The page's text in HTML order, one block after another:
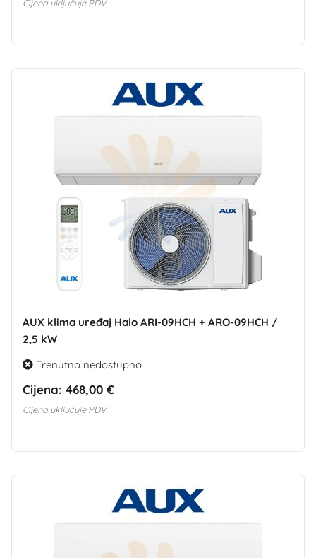
Cijena uključuje PDV.
AUX klima uređaj Halo ARI-09HCH + ARO-09HCH /
2,5 kW
Trenutno nedostupno
Cijena: 468,00 €
Cijena uključuje PDV.